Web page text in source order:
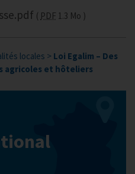
PDF 1.3 Mo
locales > Loi Egalim – Des
agricoles et hôteliers